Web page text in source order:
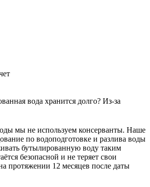
вода хранится долго? Из-за
мы не используем консерванты. Наше
по водоподготовке и разлива воды
бутылированную воду таким
безопасной и не теряет свои
протяжении 12 месяцев после даты